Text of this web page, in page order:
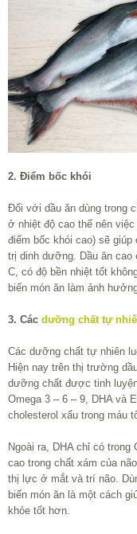
2. Điểm bốc khói
Đối với dầu ăn dùng trong
ở nhiệt độ cao thế nên
điểm bốc khói cao) sẽ
trị dinh dưỡng. Dầu ăn cao
C, có độ bền nhiệt tốt
biến món ăn làm ảnh
3. Các dưỡng chất tự
Các dưỡng chất tự nhiên
Hiện nay trên thị trường
dưỡng chất được tinh
Omega 3 – 6 – 9, DHA và
cholesterol xấu trong máu
Ngoài ra, DHA chỉ có
cao trong chất xám của
thị lực ở mắt và trí não.
biến món ăn là một cách
khỏe tốt hơn.